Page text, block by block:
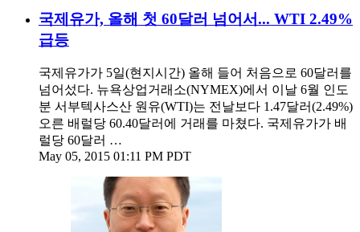
국제유가, 올해 첫 60달러 넘어서... WTI 2.49%
급등
국제유가가 5일(현지시간) 올해 들어 처음으로 60달러를
넘어섰다. 뉴욕상업거래소(NYMEX)에서 이날 6월 인도
분 서부텍사스산 원유(WTI)는 전날보다 1.47달러(2.49%)
오른 배럴당 60.40달러에 거래를 마쳤다. 국제유가가 배
럴당 60달러 …
May 05, 2015 01:11 PM PDT